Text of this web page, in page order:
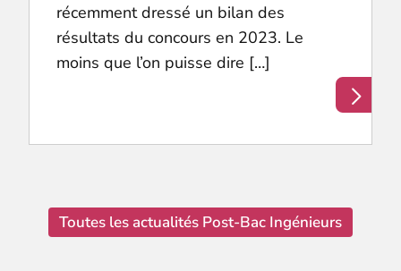
récemment dressé un bilan des
résultats du concours en 2023. Le
moins que l’on puisse dire […]
Toutes les actualités Post-Bac Ingénieurs